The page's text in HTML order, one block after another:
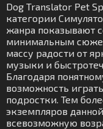
Dog Translator Pet
категории
жанра показывают
минимальным
массу радости от
музыки и
Благодаря
возможность
подростки. Тем
экземпляров
всевозможную